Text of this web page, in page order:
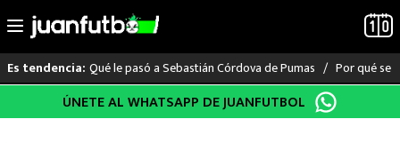
al
Es tendencia: Qué le pasó a Sebastián Córdova de Pumas Por qué se
LO ÚLTIMOÚNETE AL WHATSAPP DE JUANFUTBOL